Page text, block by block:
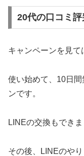
20代の口コミ評
キャンペーンを見て
使い始めて、10日
ンです。
LINEの交換もできま
その後、LINEのや